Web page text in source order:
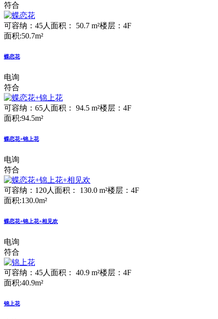
符合
可容纳：45人 面积： 50.7 m²楼层：4F
面积:50.7m²
蝶恋花
电询
符合
可容纳：65人 面积： 94.5 m²楼层：4F
面积:94.5m²
蝶恋花+锦上花
电询
符合
可容纳：120人 面积： 130.0 m²楼层：4F
面积:130.0m²
蝶恋花+锦上花+相见欢
电询
符合
可容纳：45人 面积： 40.9 m²楼层：4F
面积:40.9m²
锦上花